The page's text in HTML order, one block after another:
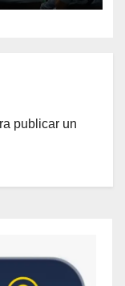
publicar un